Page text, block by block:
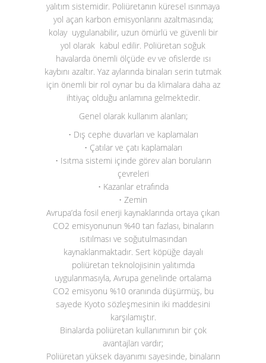
yalıtım sistemidir. Poliüretanın küresel ısınmaya
yol açan karbon emisyonlarını azaltmasında;
kolay uygulanabilir, uzun ömürlü ve güvenli bir
yol olarak kabul edilir. Poliüretan soğuk
havalarda önemli ölçüde ev ve ofislerde ısı
kaybını azaltır. Yaz aylarında binaları serin tutmak
için önemli bir rol oynar bu da klimalara daha az
ihtiyaç olduğu anlamına gelmektedir.
Genel olarak kullanım alanları;
• Dış cephe duvarları ve kaplamaları
• Çatılar ve çatı kaplamaları
• Isıtma sistemi içinde görev alan boruların
çevreleri
• Kazanlar etrafında
• Zemin
Avrupa’da fosil enerji kaynaklarında ortaya çıkan
CO2 emisyonunun %40 tan fazlası, binaların
ısıtılması ve soğutulmasından
kaynaklanmaktadır. Sert köpüğe dayalı
poliüretan teknolojisinin yalıtımda
uygulanmasıyla, Avrupa genelinde ortalama
CO2 emisyonu %10 oranında düşürmüş, bu
sayede Kyoto sözleşmesinin iki maddesini
karşılamıştır.
Binalarda poliüretan kullanımının bir çok
avantajları vardır;
Poliüretan yüksek dayanımı sayesinde, binaların